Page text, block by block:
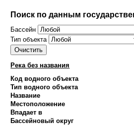
Поиск по данным
Бассейн
Тип объекта
Река без названия
Код водного объекта
Тип водного объекта
Название
Местоположение
Впадает в
Бассейновый округ